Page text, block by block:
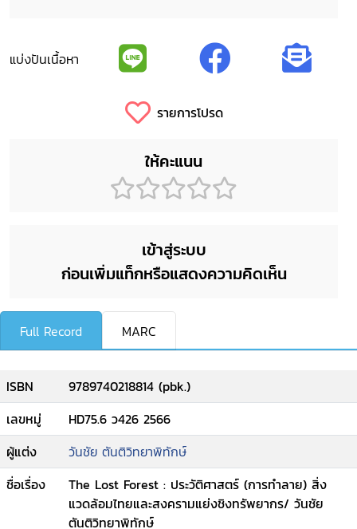
แบ่งปันเนื้อหา
รายการโปรด
ให้คะแนน
เข้าสู่ระบบ
ก่อนเพิ่มแท็กหรือแสดงความคิดเห็น
Full Record MARC
ISBN
9789740218814 (pbk.)
เลขหมู่
HD75.6 ว426 2566
ผู้แต่ง
วันชัย ตันติวิทยาพิทักษ์
ชื่อเรื่อง
The Lost Forest : ประวัติศาสตร์ (การทำลาย) สิ่ง
แวดล้อมไทยและสงครามแย่งชิงทรัพยากร/ วันชัย
ตันติวิทยาพิทักษ์